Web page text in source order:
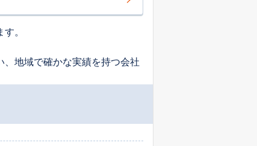
。
地域で確かな実績を持つ会社